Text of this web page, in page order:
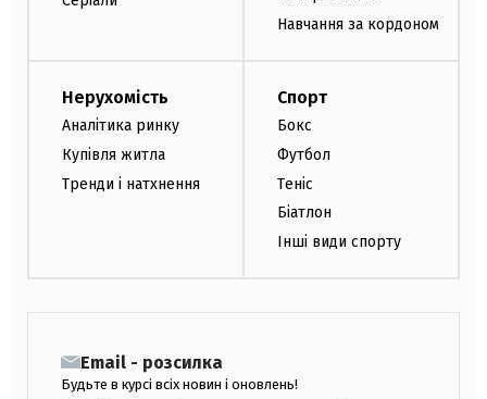
Навчання за кордоном
Нерухомість
Аналітика ринку
Купівля житла
Тренди і натхнення
Спорт
Бокс
Футбол
Теніс
Біатлон
Інші види спорту
Email - розсилка
Будьте в курсі всіх новин і оновлень!